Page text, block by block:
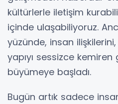
kültürlerle iletişim
içinde ulaşabiliyoruz.
yüzünde, insan
yapıyı sessizce
büyümeye başladı.
Bugün artık sadece